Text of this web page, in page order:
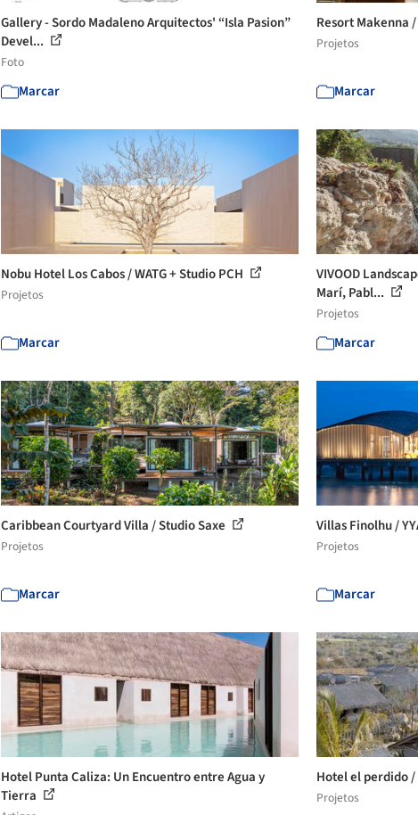
Gallery - Sordo Madaleno Arquitectos' “Isla Pasion”
Devel...
Foto
Marcar
Resort Makenna
Projetos
Marcar
Nobu Hotel Los Cabos / WATG + Studio PCH
Projetos
Marcar
VIVOOD
Marí, Pabl...
Projetos
Marcar
Caribbean Courtyard Villa / Studio Saxe
Projetos
Marcar
Villas Finolhu /
Projetos
Marcar
Hotel Punta Caliza: Un Encuentro entre Agua y
Tierra
Hotel el perdido /
Projetos